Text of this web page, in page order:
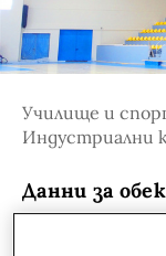
Училище и
Индустриални
Данни за